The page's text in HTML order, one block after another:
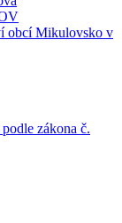
obcí Mikulovsko v
zákona č.